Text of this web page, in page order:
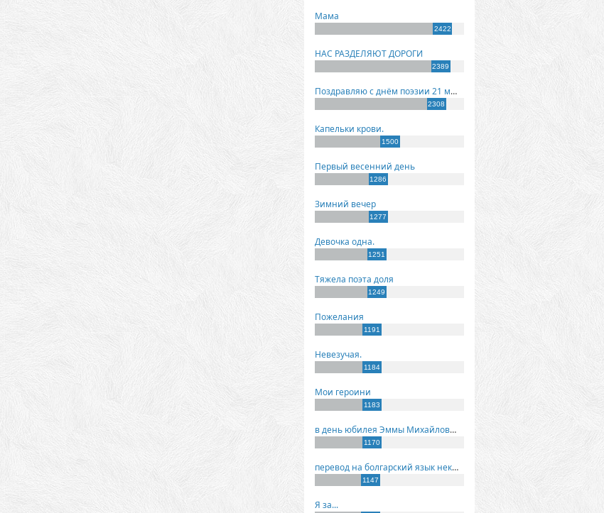
Мама
2422
НАС РАЗДЕЛЯЮТ ДОРОГИ
2389
Поздравляю с днём поэзии 21 марта!
2308
Капельки крови.
1500
Первый весенний день
1286
Зимний вечер
1277
Девочка одна.
1251
Тяжела поэта доля
1249
Пожелания
1191
Невезучая.
1184
Мои героини
1183
в день юбилея Эммы Михайловны Киселевой
1170
перевод на болгарский язык некоторых моих стихов
1147
Я за...